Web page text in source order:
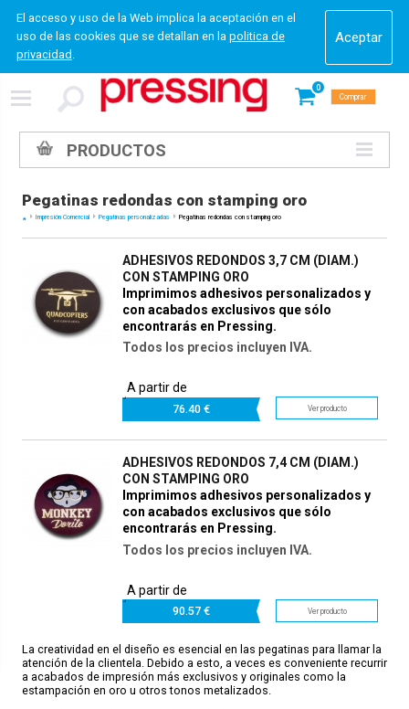
El acceso y uso de la Web implica la aceptación en el
uso de las cookies que se detallan en la politica de
privacidad .
0
Comprar
PRODUCTOS
Pegatinas redondas con stamping oro
Impresión Comercial Pegatinas personalizadas Pegatinas redondas con stamping oro
ADHESIVOS REDONDOS 3,7 CM (DIAM.)
CON STAMPING ORO
Imprimimos adhesivos personalizados y
con acabados exclusivos que sólo
encontrarás en Pressing.
Todos los precios incluyen IVA.
A partir de
76.40 € Ver producto
ADHESIVOS REDONDOS 7,4 CM (DIAM.)
CON STAMPING ORO
Imprimimos adhesivos personalizados y
con acabados exclusivos que sólo
encontrarás en Pressing.
Todos los precios incluyen IVA.
A partir de
90.57 € Ver producto
La creatividad en el diseño es esencial en las pegatinas para llamar la
atención de la clientela. Debido a esto, a veces es conveniente recurrir
a acabados de impresión más exclusivos y originales como la
estampación en oro u otros tonos metalizados.